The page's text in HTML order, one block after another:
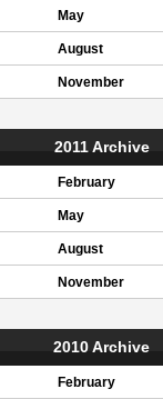
May
August
November
2011 Archive
February
May
August
November
2010 Archive
February